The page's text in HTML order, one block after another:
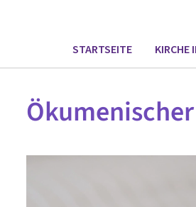
STARTSEITE KIRCHE